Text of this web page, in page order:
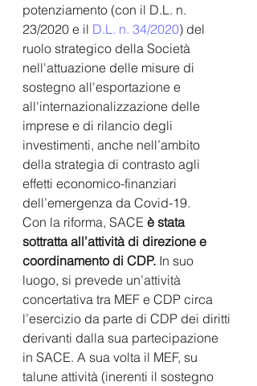
potenziamento (con il D.L. n.
23/2020 e il D.L. n. 34/2020) del
ruolo strategico della Società
nell'attuazione delle misure di
sostegno all'esportazione e
all'internazionalizzazione delle
imprese e di rilancio degli
investimenti, anche nell’ambito
della strategia di contrasto agli
effetti economico-finanziari
dell’emergenza da Covid-19.
Con la riforma, SACE è stata
sottratta all’attività di direzione e
coordinamento di CDP. In suo
luogo, si prevede un’attività
concertativa tra MEF e CDP circa
l’esercizio da parte di CDP dei diritti
derivanti dalla sua partecipazione
in SACE. A sua volta il MEF, su
talune attività (inerenti il sostegno